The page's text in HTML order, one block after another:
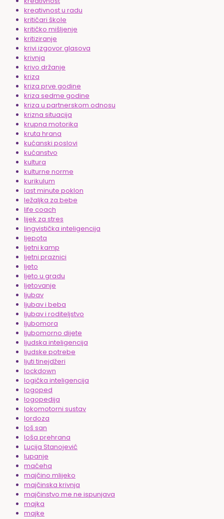
kreativnost u radu
kritičari škole
kritičko mišljenje
kritiziranje
krivi izgovor glasova
krivnja
krivo držanje
kriza
kriza prve godine
kriza sedme godine
kriza u partnerskom odnosu
krizna situacija
krupna motorika
kruta hrana
kućanski poslovi
kućanstvo
kultura
kulturne norme
kurikulum
last minute poklon
ležaljka za bebe
life coach
lijek za stres
lingvistička inteligencija
ljepota
ljetni kamp
ljetni praznici
ljeto
ljeto u gradu
ljetovanje
ljubav
ljubav i beba
ljubav i roditeljstvo
ljubomora
ljubomorno dijete
ljudska inteligencija
ljudske potrebe
ljuti tinejdžeri
lockdown
logička inteligencija
logoped
logopedija
lokomotorni sustav
lordoza
loš san
loša prehrana
Lucija Stanojević
lupanje
maćeha
majčino mlijeko
majčinska krivnja
majčinstvo me ne ispunjava
majka
majke